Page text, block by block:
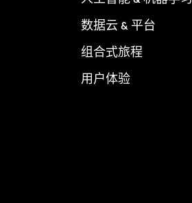
数据云 & 平台
组合式旅程
用户体验